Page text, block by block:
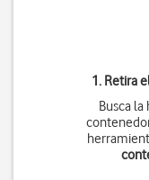
1. Retira
Busca